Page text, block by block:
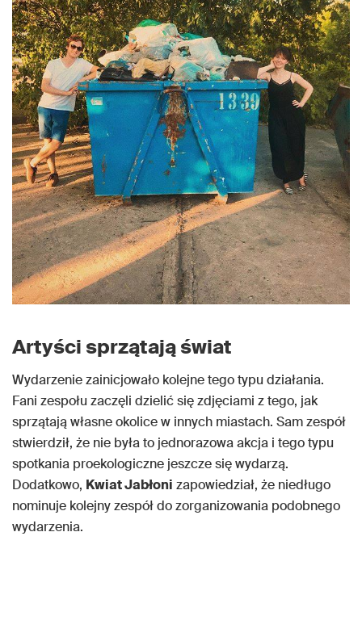
Artyści sprzątają świat
Wydarzenie zainicjowało kolejne tego typu działania.
Fani zespołu zaczęli dzielić się zdjęciami z tego, jak
sprzątają własne okolice w innych miastach. Sam zespół
stwierdził, że nie była to jednorazowa akcja i tego typu
spotkania proekologiczne jeszcze się wydarzą.
Dodatkowo, Kwiat Jabłoni zapowiedział, że niedługo
nominuje kolejny zespół do zorganizowania podobnego
wydarzenia.